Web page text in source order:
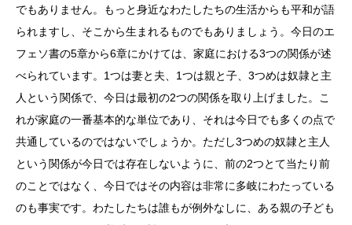
でもありません。もっと身近なわたしたちの生活からも平和が語
られますし、そこから生まれるものでもありましょう。今日のエ
フェソ書の5章から6章にかけては、家庭における3つの関係が述
べられています。 1つは妻と夫、 1つは親と子、 3つめは奴隷と主
人という関係で、今日は最初の2つの関係を取り上げました。こ
れが家庭の一番基本的な単位であり、それは今日でも多くの点で
共通しているのではないでしょうか。ただし3つめの奴隷と主人
という関係が今日では存在しないように、前の2つとて当たり前
のことではなく、今日ではその内容は非常に多岐にわたっている
のも事実です。わたしたちは誰もが例外なしに、ある親の子ども